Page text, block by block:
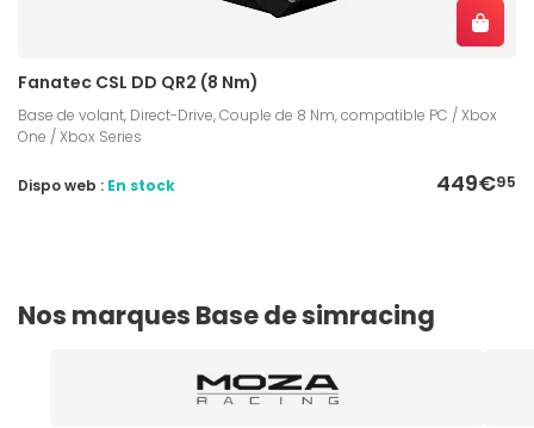
Fanatec CSL DD QR2 (8 Nm)
Base de volant, Direct-Drive, Couple de 8 Nm, compatible PC / Xbox
One / Xbox Series
449€95
Dispo web : En stock
Nos marques Base de simracing